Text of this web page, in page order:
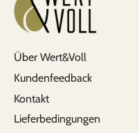
Über Wert&Voll
Kundenfeedback
Kontakt
Lieferbedingungen